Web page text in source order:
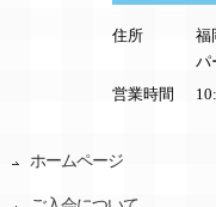
住所
福
パ
営業時間
ホームページ